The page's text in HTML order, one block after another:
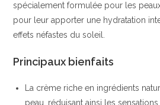
Balea
spécialement formulée pour les
pour leur apporter une hydratation
effets néfastes du soleil.
Principaux bienfaits
La crème riche en ingrédients
peau, réduisant ainsi les